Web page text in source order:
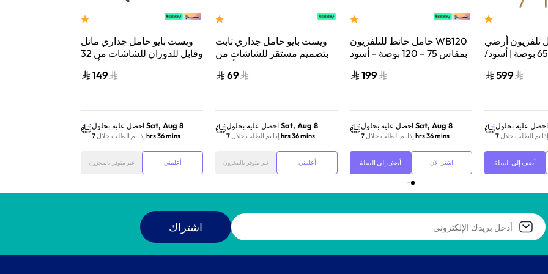
ويست بايو حامل جداري مائل
وقابل للدوران للشاشات من 32
149
احصل عليه بحلول Sat, Aug 8
إذا تم الطلب خلال 7 hrs 36 mins
غير متوفر بالمخزون أعلمني
ويست بايو حامل جداري ثابت
بتصميم مستقر للشاشات من
69
احصل عليه بحلول Sat, Aug 8
إذا تم الطلب خلال 7 hrs 36 mins
غير متوفر بالمخزون أعلمني
حامل حائط للتلفزيون WB120
بمقاس 75 – 120 بوصة – أسود
199
احصل عليه بحلول Sat, Aug 8
إذا تم الطلب خلال 7 hrs 36 mins
أضف إلى السلة اشترِ الآن
تلفزيون أرضي
خشبي |32 - 65 بوصة | أسود/
599
احصل عليه بحلول
إذا تم الطلب خلال
أضف إلى السلة
اشتراك